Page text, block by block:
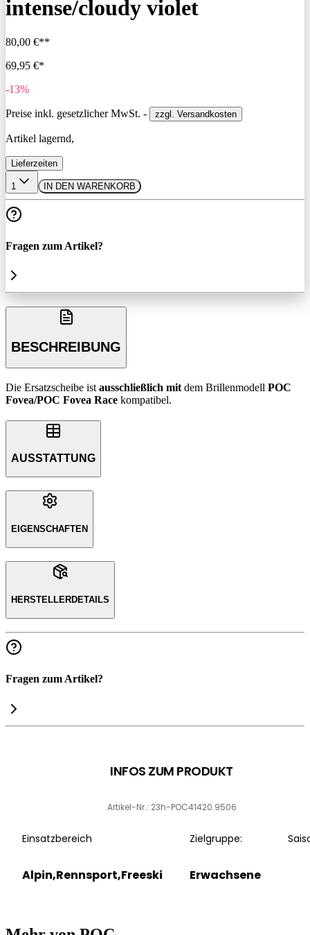
intense/cloudy violet
80,00 €**
69,95 €*
-13%
Preise inkl. gesetzlicher MwSt. - zzgl. Versandkosten
Artikel lagernd,
Lieferzeiten
1 IN DEN WARENKORB
Fragen zum Artikel?
BESCHREIBUNG
Die Ersatzscheibe ist ausschließlich mit dem Brillenmodell POC
Fovea/POC Fovea Race kompatibel.
AUSSTATTUNG
EIGENSCHAFTEN
HERSTELLERDETAILS
Fragen zum Artikel?
INFOS ZUM PRODUKT
Artikel-Nr.: 23h-POC41420.9506
Einsatzbereich
Alpin,Rennsport,Freeski
Zielgruppe:
Erwachsene